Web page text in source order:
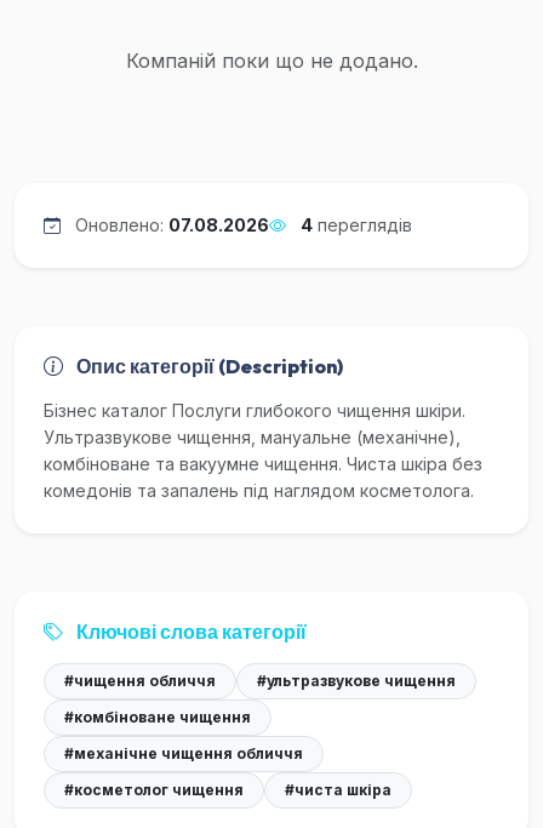
Компаній поки що не додано.
Оновлено: 07.08.2026 4 переглядів
Опис категорії (Description)
Бізнес каталог Послуги глибокого чищення шкіри.
Ультразвукове чищення, мануальне (механічне),
комбіноване та вакуумне чищення. Чиста шкіра без
комедонів та запалень під наглядом косметолога.
Ключові слова категорії
#чищення обличчя
#ультразвукове чищення
#комбіноване чищення
#механічне чищення обличчя
#косметолог чищення
#чиста шкіра